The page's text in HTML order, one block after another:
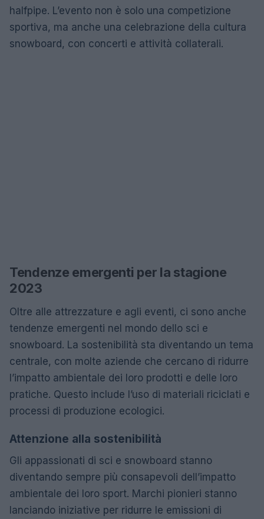
halfpipe. L’evento non è solo una competizione
sportiva, ma anche una celebrazione della cultura
snowboard, con concerti e attività collaterali.
Tendenze emergenti per la stagione
2023
Oltre alle attrezzature e agli eventi, ci sono anche
tendenze emergenti nel mondo dello sci e
snowboard. La sostenibilità sta diventando un tema
centrale, con molte aziende che cercano di ridurre
l’impatto ambientale dei loro prodotti e delle loro
pratiche. Questo include l’uso di materiali riciclati e
processi di produzione ecologici.
Attenzione alla sostenibilità
Gli appassionati di sci e snowboard stanno
diventando sempre più consapevoli dell’impatto
ambientale dei loro sport. Marchi pionieri stanno
lanciando iniziative per ridurre le emissioni di